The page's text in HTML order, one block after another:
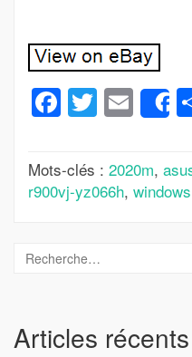
Facebook
Twitter
Mots-clés : 2020m,
r900vj-yz066h, windows
Articles récents